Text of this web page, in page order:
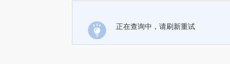
正在查询中，请刷新重试